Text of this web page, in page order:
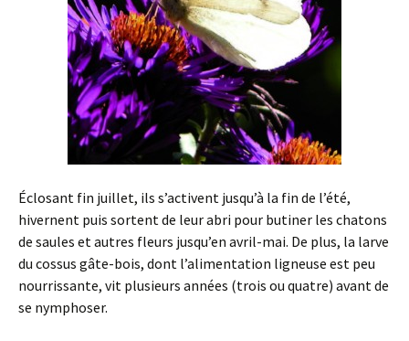
Éclosant fin juillet, ils s’activent jusqu’à la fin de l’été,
hivernent puis sortent de leur abri pour butiner les chatons
de saules et autres fleurs jusqu’en avril-mai. De plus, la larve
du cossus gâte-bois, dont l’alimentation ligneuse est peu
nourrissante, vit plusieurs années (trois ou quatre) avant de
se nymphoser.